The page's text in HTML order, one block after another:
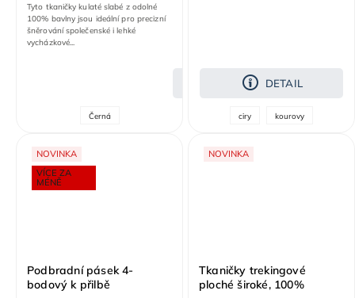
DETAIL
Tyto tkaničky kulaté slabé z odolné
100% bavlny jsou ideální pro precizní
šněrování společenské i lehké
vycházkové...
Černá
DETAIL
ciry kourovy
NOVINKA
VÍCE ZA
MÉNĚ
Podbradní pásek 4-
bodový k přilbě
NOVINKA
Tkaničky trekingové
ploché široké, 100%